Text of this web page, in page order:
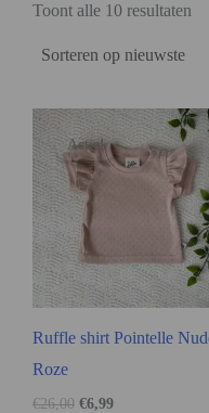
Toont alle 10 resultaten
Actie!
Ruffle shirt Pointelle
Roze
€26,00 €6,99